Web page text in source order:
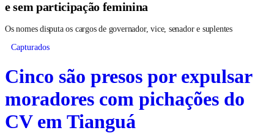
e sem participação feminina
Os nomes disputa os cargos de governador, vice, senador e suplentes
Capturados
Cinco são presos por expulsar
moradores com pichações do
CV em Tianguá